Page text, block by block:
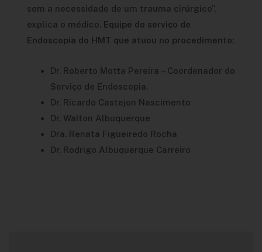
sem a necessidade de um trauma cirúrgico”,
explica o médico. Equipe do serviço de
Endoscopia do HMT que atuou no procedimento:
Dr. Roberto Motta Pereira – Coordenador do
Serviço de Endoscopia.
Dr. Ricardo Castejon Nascimento
Dr. Walton Albuquerque
Dra. Renata Figueiredo Rocha
Dr. Rodrigo Albuquerque Carreiro